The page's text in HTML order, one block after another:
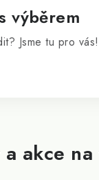
akce na
výběrem
Jsme tu pro vás!